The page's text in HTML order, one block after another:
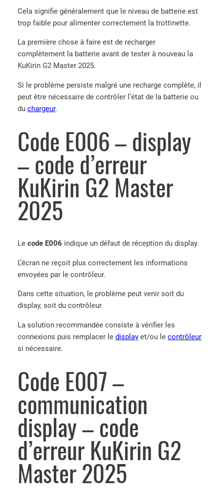
Cela signifie généralement que le niveau de batterie est
trop faible pour alimenter correctement la trottinette.
La première chose à faire est de recharger
complètement la batterie avant de tester à nouveau la
KuKirin G2 Master 2025.
Si le problème persiste malgré une recharge complète, il
peut être nécessaire de contrôler l’état de la batterie ou
du chargeur.
Code E006 – display
– code d’erreur
KuKirin G2 Master
2025
Le code E006 indique un défaut de réception du display.
L’écran ne reçoit plus correctement les informations
envoyées par le contrôleur.
Dans cette situation, le problème peut venir soit du
display, soit du contrôleur.
La solution recommandée consiste à vérifier les
connexions puis remplacer le display et/ou le contrôleur
si nécessaire.
Code E007 –
communication
display – code
d’erreur KuKirin G2
Master 2025